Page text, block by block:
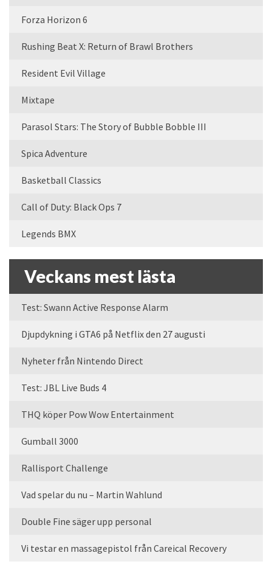
Forza Horizon 6
Rushing Beat X: Return of Brawl Brothers
Resident Evil Village
Mixtape
Parasol Stars: The Story of Bubble Bobble III
Spica Adventure
Basketball Classics
Call of Duty: Black Ops 7
Legends BMX
Veckans mest lästa
Test: Swann Active Response Alarm
Djupdykning i GTA6 på Netflix den 27 augusti
Nyheter från Nintendo Direct
Test: JBL Live Buds 4
THQ köper Pow Wow Entertainment
Gumball 3000
Rallisport Challenge
Vad spelar du nu – Martin Wahlund
Double Fine säger upp personal
Vi testar en massagepistol från Careical Recovery